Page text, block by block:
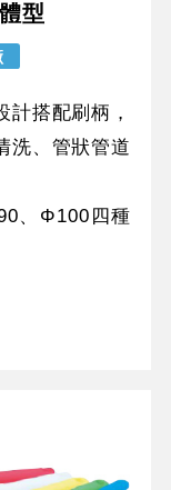
型
搭配刷柄，
洗、管狀管道
、Φ100四種